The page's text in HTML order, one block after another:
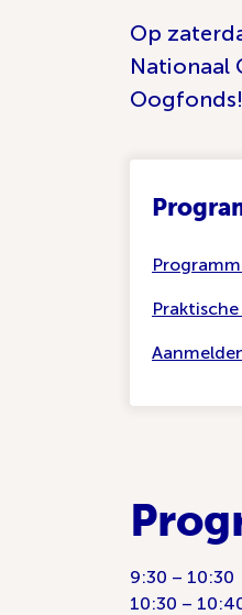
Op
Nationaal
Oogfonds!
9:30 –
10:30 –